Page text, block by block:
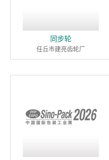
同步轮
任丘市建亮齿轮厂